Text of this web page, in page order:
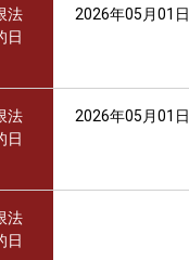
法
日
2026年05月01日
法
日
2026年05月01日
法
日